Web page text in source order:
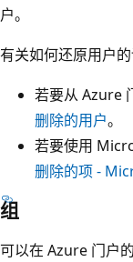
户。
有关如何还原用户
若要从 Azure
删除的用户。
若要使用
删除的项 -
组
可以在 Azure 门户的